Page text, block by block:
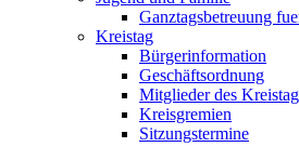
Ganztagsbetreuung
Kreistag
Bürgerinformation
Geschäftsordnung
Mitglieder des
Kreisgremien
Sitzungstermine